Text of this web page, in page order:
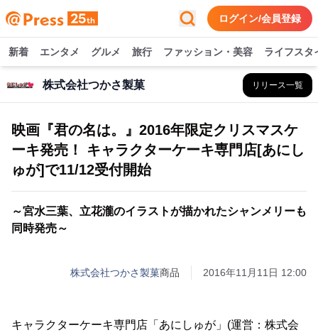
ログイン/会員登録
新着 エンタメ グルメ 旅行 ファッション・美容 ライフスタ
株式会社つかさ製菓 リリース一覧
映画『君の名は。』2016年限定クリスマスケ
ーキ発売！ キャラクターケーキ専門店[あにし
ゅが]で11/12受付開始
～宮水三葉、立花瀧のイラストが描かれたシャンメリーも
同時発売～
株式会社つかさ製菓商品 2016年11月11日 12:00
キャラクターケーキ専門店「あにしゅが」(運営：株式会